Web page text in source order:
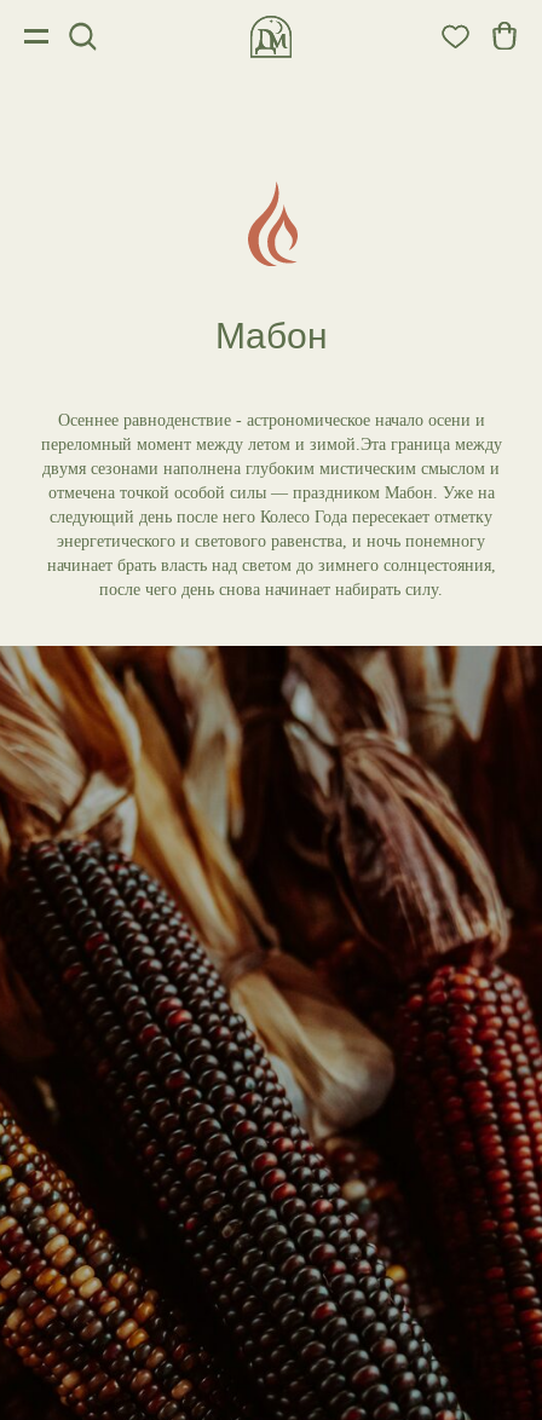
Мабон
Осеннее равноденствие - астрономическое начало осени и
переломный момент между летом и зимой.Эта граница между
двумя сезонами наполнена глубоким мистическим смыслом и
отмечена точкой особой силы — праздником Мабон. Уже на
следующий день после него Колесо Года пересекает отметку
энергетического и светового равенства, и ночь понемногу
начинает брать власть над светом до зимнего солнцестояния,
после чего день снова начинает набирать силу.